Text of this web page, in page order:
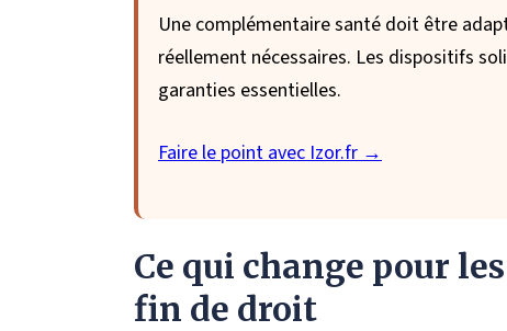
Une complémentaire santé doit être
réellement nécessaires. Les dispositifs
garanties essentielles.
Faire le point avec Izor.fr →
Ce qui change pour
fin de droit